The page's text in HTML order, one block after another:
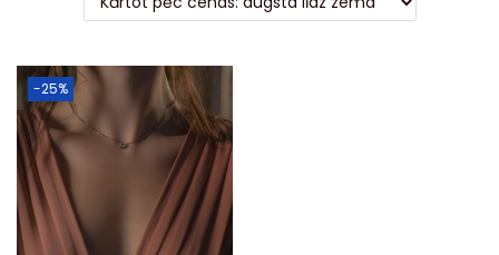
-25%